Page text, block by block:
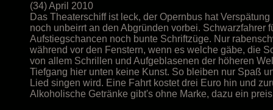
(34) April 2010
Das Theaterschiff ist leck, der Opernbus hat
noch unbeirrt an den Abgründen vorbei.
Aufstiegschancen noch bunte Schriftzüge. Nur
während vor den Fenstern, wenn es welche gäbe, die
von allem Schrillen und Aufgeblasenen der höheren
Tiefgang hier unten keine Kunst. So bleiben nur Spaß
Lied singen wird. Eine Fahrt kostet drei Euro hin und
Alkoholische Getränke gibt's ohne Marke, dazu ein